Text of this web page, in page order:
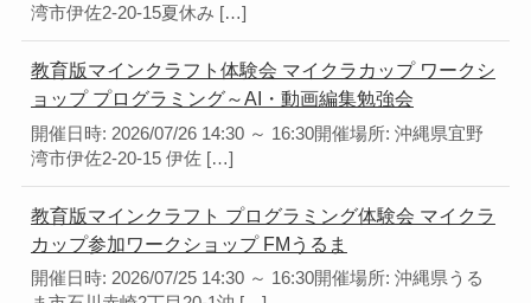
湾市伊佐2-20-15夏休み […]
教育版マインクラフト体験会 マイクラカップ ワークシ
ョップ プログラミング～AI・動画編集勉強会
開催日時: 2026/07/26 14:30 ～ 16:30開催場所: 沖縄県宜野
湾市伊佐2-20-15 伊佐 […]
教育版マインクラフト プログラミング体験会 マイクラ
カップ参加ワークショップ FMうるま
開催日時: 2026/07/25 14:30 ～ 16:30開催場所: 沖縄県うる